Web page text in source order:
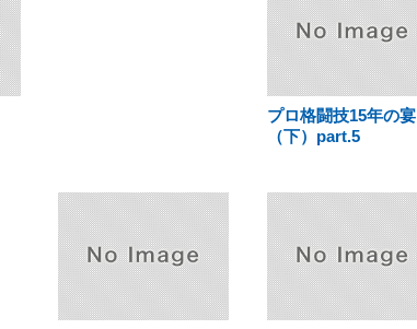
プロ格闘技15年の宴
（下）part.5